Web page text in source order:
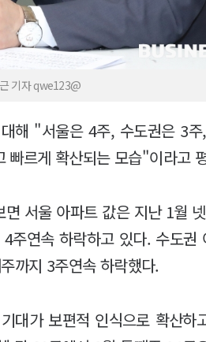
기자 qwe123@
해 "서울은 4주, 수도권은 3
빠르게 확산되는 모습"이라고
서울 아파트 값은 지난 1월
주연속 하락하고 있다. 수도권
까지 3주연속 하락했다.
대가 보편적 인식으로 확산하